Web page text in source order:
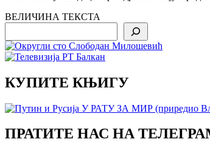
ВЕЛИЧИНА ТЕКСТА
КУПИТЕ КЊИГУ
ПРАТИТЕ НАС НА